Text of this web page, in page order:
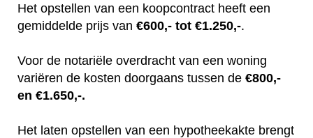
Het opstellen van een koopcontract heeft een
gemiddelde prijs van €600,- tot €1.250,-.
Voor de notariële overdracht van een woning
variëren de kosten doorgaans tussen de €800,-
en €1.650,-.
Het laten opstellen van een hypotheekakte brengt